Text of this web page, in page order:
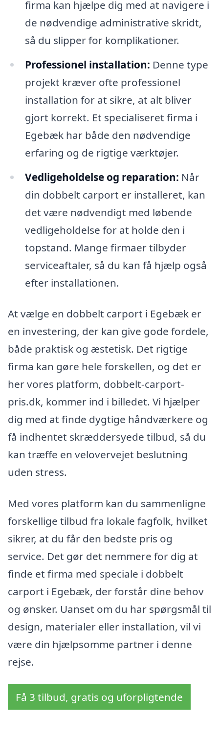
firma kan hjælpe dig med at navigere i
de nødvendige administrative skridt,
så du slipper for komplikationer.
Professionel installation: Denne type
projekt kræver ofte professionel
installation for at sikre, at alt bliver
gjort korrekt. Et specialiseret firma i
Egebæk har både den nødvendige
erfaring og de rigtige værktøjer.
Vedligeholdelse og reparation: Når
din dobbelt carport er installeret, kan
det være nødvendigt med løbende
vedligeholdelse for at holde den i
topstand. Mange firmaer tilbyder
serviceaftaler, så du kan få hjælp også
efter installationen.
At vælge en dobbelt carport i Egebæk er
en investering, der kan give gode fordele,
både praktisk og æstetisk. Det rigtige
firma kan gøre hele forskellen, og det er
her vores platform, dobbelt-carport-
pris.dk, kommer ind i billedet. Vi hjælper
dig med at finde dygtige håndværkere og
få indhentet skræddersyede tilbud, så du
kan træffe en velovervejet beslutning
uden stress.
Med vores platform kan du sammenligne
forskellige tilbud fra lokale fagfolk, hvilket
sikrer, at du får den bedste pris og
service. Det gør det nemmere for dig at
finde et firma med speciale i dobbelt
carport i Egebæk, der forstår dine behov
og ønsker. Uanset om du har spørgsmål til
design, materialer eller installation, vil vi
være din hjælpsomme partner i denne
rejse.
Få 3 tilbud, gratis og uforpligtende